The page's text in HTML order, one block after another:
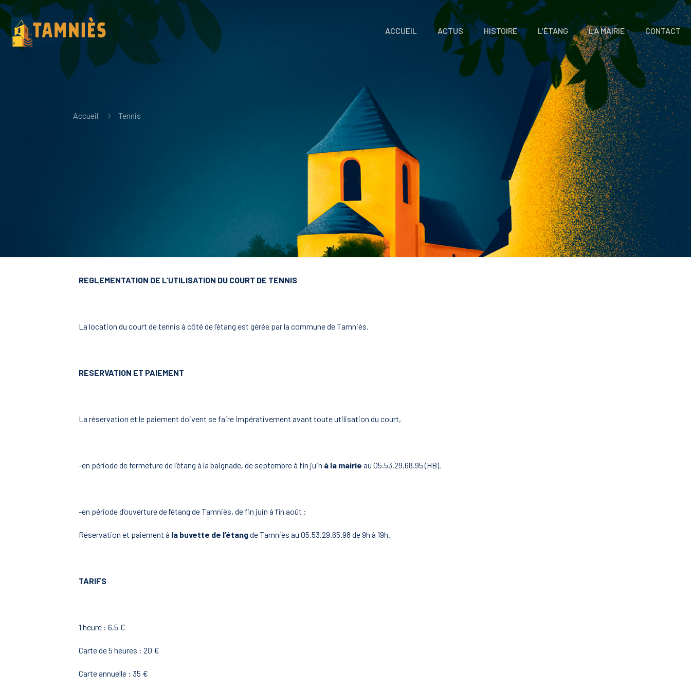
ACCUEIL ACTUS HISTOIRE L’ÉTANG LA MAIRIE CONTACT
Accueil Tennis
REGLEMENTATION DE L’UTILISATION DU COURT DE TENNIS
La location du court de tennis à côté de l’étang est gérée par la commune de Tamniès.
RESERVATION ET PAIEMENT
La réservation et le paiement doivent se faire impérativement avant toute utilisation du court,
-en période de fermeture de l’étang à la baignade, de septembre à fin juin à la mairie au 05.53.29.68.95 (HB).
-en période d’ouverture de l’étang de Tamniès, de fin juin à fin août :
Réservation et paiement à la buvette de l’étangde Tamniès au 05.53.29.65.98 de 9h à 19h.
TARIFS
1 heure : 6.5 €
Carte de 5 heures : 20 €
Carte annuelle : 35 €